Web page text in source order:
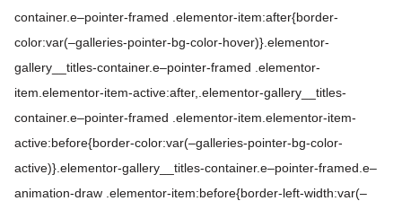
container.e–pointer-framed .elementor-item:after{border-
color:var(–galleries-pointer-bg-color-hover)}.elementor-
gallery__titles-container.e–pointer-framed .elementor-
item.elementor-item-active:after,.elementor-gallery__titles-
container.e–pointer-framed .elementor-item.elementor-item-
active:before{border-color:var(–galleries-pointer-bg-color-
active)}.elementor-gallery__titles-container.e–pointer-framed.e–
animation-draw .elementor-item:before{border-left-width:var(–